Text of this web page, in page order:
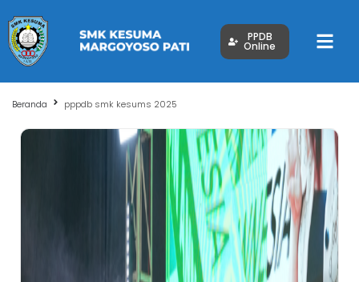
PPDB
Online
Beranda pppdb smk kesums 2025